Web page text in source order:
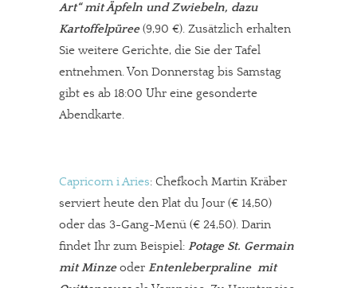
Art“ mit Äpfeln und Zwiebeln, dazu
Kartoffelpüree(9,90 €). Zusätzlich erhalten
Sie weitere Gerichte, die Sie der Tafel
entnehmen. Von Donnerstag bis Samstag
gibt es ab 18:00 Uhr eine gesonderte
Abendkarte.
Capricorn i Aries: Chefkoch Martin Kräber
serviert heute den Plat du Jour (€ 14,50)
oder das 3-Gang-Menü (€ 24,50). Darin
findet Ihr zum Beispiel: Potage St. Germain
mit Minzeoder Entenleberpraline mit